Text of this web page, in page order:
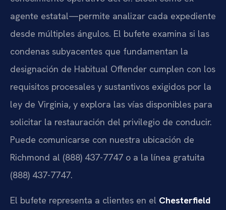
agente estatal—permite analizar cada expediente
desde múltiples ángulos. El bufete examina si las
condenas subyacentes que fundamentan la
designación de Habitual Offender cumplen con los
requisitos procesales y sustantivos exigidos por la
ley de Virginia, y explora las vías disponibles para
solicitar la restauración del privilegio de conducir.
Puede comunicarse con nuestra ubicación de
Richmond al (888) 437-7747 o a la línea gratuita
(888) 437-7747.
El bufete representa a clientes en el Chesterfield